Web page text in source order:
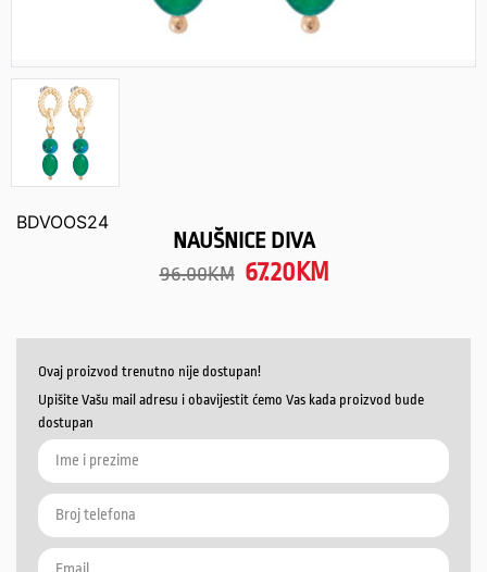
BDVOOS24
NAUŠNICE DIVA
96.00KM 67.20 KM
Ovaj proizvod trenutno nije dostupan!
Upišite Vašu mail adresu i obavijestit ćemo Vas kada proizvod bude
dostupan